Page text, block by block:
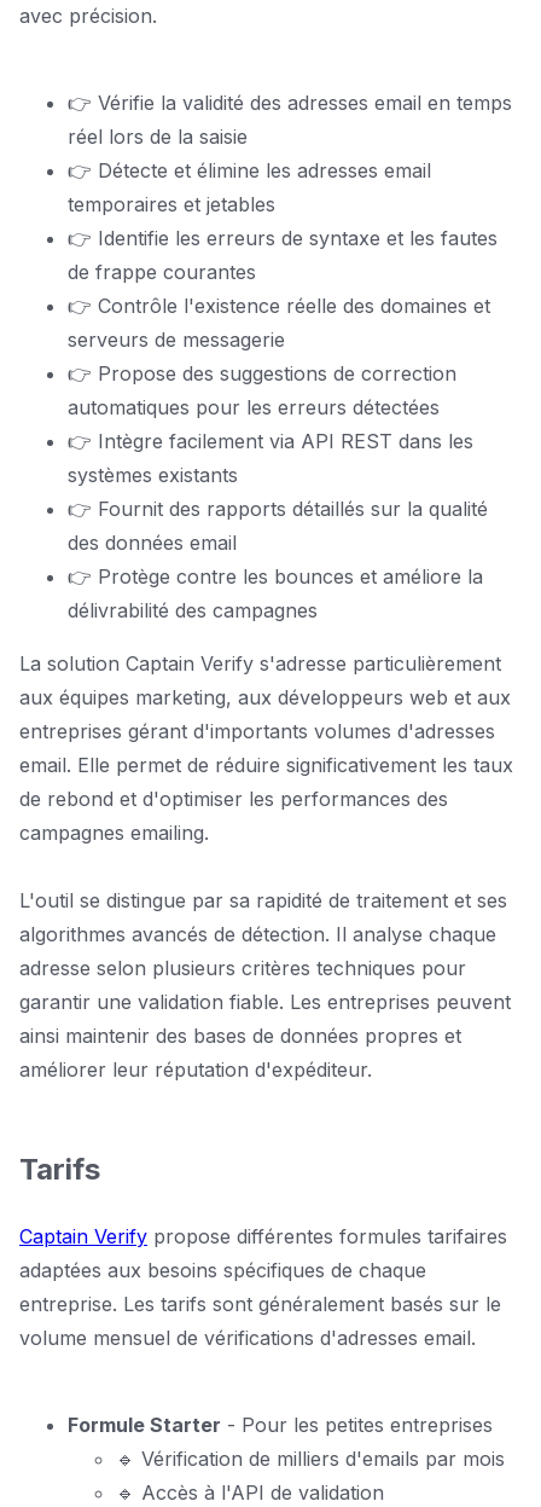
avec précision.
👉 Vérifie la validité des adresses email en temps
réel lors de la saisie
👉 Détecte et élimine les adresses email
temporaires et jetables
👉 Identifie les erreurs de syntaxe et les fautes
de frappe courantes
👉 Contrôle l'existence réelle des domaines et
serveurs de messagerie
👉 Propose des suggestions de correction
automatiques pour les erreurs détectées
👉 Intègre facilement via API REST dans les
systèmes existants
👉 Fournit des rapports détaillés sur la qualité
des données email
👉 Protège contre les bounces et améliore la
délivrabilité des campagnes
La solution Captain Verify s'adresse particulièrement
aux équipes marketing, aux développeurs web et aux
entreprises gérant d'importants volumes d'adresses
email. Elle permet de réduire significativement les taux
de rebond et d'optimiser les performances des
campagnes emailing.
L'outil se distingue par sa rapidité de traitement et ses
algorithmes avancés de détection. Il analyse chaque
adresse selon plusieurs critères techniques pour
garantir une validation fiable. Les entreprises peuvent
ainsi maintenir des bases de données propres et
améliorer leur réputation d'expéditeur.
Tarifs
Captain Verify propose différentes formules tarifaires
adaptées aux besoins spécifiques de chaque
entreprise. Les tarifs sont généralement basés sur le
volume mensuel de vérifications d'adresses email.
Formule Starter - Pour les petites entreprises
🔹 Vérification de milliers d'emails par mois
🔹 Accès à l'API de validation